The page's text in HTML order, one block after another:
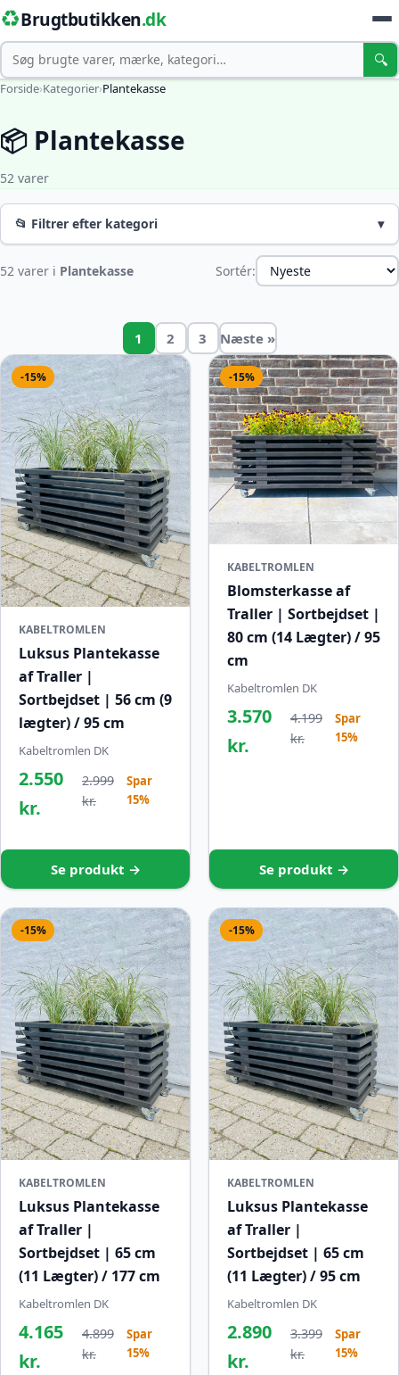
♻️Brugtbutikken.dk
Søg 🔍
Forside›Kategorier›Plantekasse
📦 Plantekasse
52 varer
📂 Filtrer efter kategori ▾
52 varer i Plantekasse Sortér:
1 2 3 Næste »
-15%
KABELTROMLEN
Luksus Plantekasse
af Traller |
Sortbejdset | 56 cm (9
lægter) / 95 cm
Kabeltromlen DK
2.550
kr.
2.999
kr.
Spar
15%
Se produkt →
-15%
KABELTROMLEN
Blomsterkasse af
Traller | Sortbejdset |
80 cm (14 Lægter) / 95
cm
Kabeltromlen DK
3.570
kr.
4.199
kr.
Spar
15%
Se produkt →
-15%
KABELTROMLEN
Luksus Plantekasse
af Traller |
Sortbejdset | 65 cm
(11 Lægter) / 177 cm
Kabeltromlen DK
4.165
kr.
4.899
kr.
Spar
15%
-15%
KABELTROMLEN
Luksus Plantekasse
af Traller |
Sortbejdset | 65 cm
(11 Lægter) / 95 cm
Kabeltromlen DK
2.890
kr.
3.399
kr.
Spar
15%